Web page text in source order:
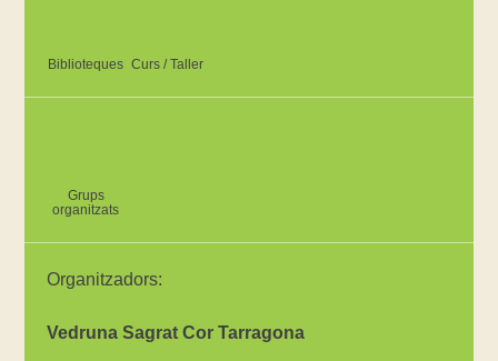
Biblioteques Curs / Taller
Grups
organitzats
Organitzadors:
Vedruna Sagrat Cor Tarragona